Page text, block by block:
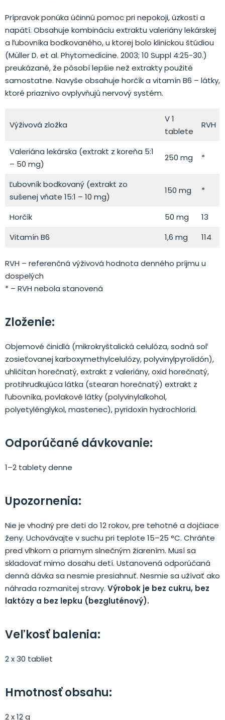
Prípravok ponúka účinnú pomoc pri nepokoji, úzkosti a
napätí. Obsahuje kombináciu extraktu valeriány lekárskej
a ľubovníka bodkovaného, u ktorej bolo klinickou štúdiou
(Müller D. et al. Phytomedicine. 2003; 10 Suppl 4:25-30.)
preukázané, že pôsobí lepšie než extrakty použité
samostatne. Navyše obsahuje horčík a vitamín B6 – látky,
ktoré priaznivo ovplyvňujú nervový systém.
Výživová zložka
V 1
tablete
RVH
Valeriána lekárska (extrakt z koreňa 5:1
– 50 mg)
250 mg *
Ľubovník bodkovaný (extrakt zo
sušenej vňate 15:1 – 10 mg)
150 mg *
Horčík 50 mg
13
Vitamín B6
1,6 mg 114
RVH – referenčná výživová hodnota denného príjmu u
dospelých
* – RVH nebola stanovená
Zloženie:
Objemové činidlá (mikrokryštalická celulóza, sodná soľ
zosieťovanej karboxymethylcelulózy, polyvinylpyrolidón),
uhličitan horečnatý, extrakt z valeriány, oxid horečnatý,
protihrudkujúca látka (stearan horečnatý) extrakt z
ľubovníka, povlakové látky (polyvinylalkohol,
polyetylénglykol, mastenec), pyridoxín hydrochlorid.
Odporúčané dávkovanie:
1–2 tablety denne
Upozornenia:
Nie je vhodný pre deti do 12 rokov, pre tehotné a dojčiace
ženy. Uchovávajte v suchu pri teplote 15–25 °C. Chráňte
pred vlhkom a priamym slnečným žiarením. Musí sa
skladovať mimo dosahu detí. Ustanovená odporúčaná
denná dávka sa nesmie presiahnuť. Nesmie sa užívať ako
náhrada rozmanitej stravy. Výrobok je bez cukru, bez
laktózy a bez lepku (bezgluténový).
Veľkosť balenia:
2 x 30 tabliet
Hmotnosť obsahu:
2 x 12 g